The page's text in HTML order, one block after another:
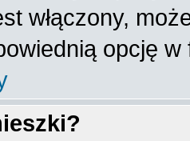
włączony,
opcję w